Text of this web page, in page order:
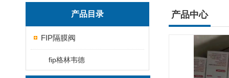
产品目录
FIP隔膜阀
fip格林韦德
产品中心